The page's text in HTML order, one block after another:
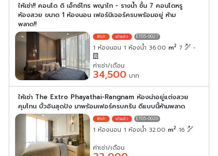
ให้เช่า!! คอนโด ดิ เอ็กซ์โทร พญาไท - รางน้ำ ชั้น 7 คอนโดหรู
ห้องสวย ขนาด 1 ห้องนอน เฟอร์นิเจอร์ครบพร้อมอยู่ ห้าม
พลาด!!
ET05-0027
1 ห้องนอน 1 ห้องน้ำ 36.00 m2 7 -
ค่าเช่า/เดือน
34,500 บาท
ให้เช่า The Extro Phayathai-Rangnam ห้องน่าอยู่แต่งสวย
คุมโทน บิ้วอินสุดปัง มาพร้อมเฟอร์ครบครัน ดีแบบนี้ห้ามพลาด
ET05-0026
1 ห้องนอน 1 ห้องน้ำ 32.00 m2 16
ค่าเช่า/เดือน